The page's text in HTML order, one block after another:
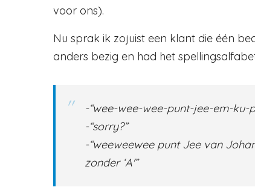
voor ons).
Nu sprak ik zojuist een klant die één
anders bezig en had het
-“wee-wee-wee-punt-jee-em-ku-
-“sorry?”
-“weeweewee punt Jee van
zonder ‘A'”